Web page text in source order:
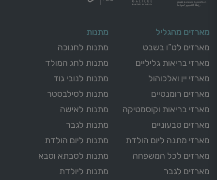
מארזים מהגליל
מארזים לט”ו בשבט
מארזי בריאות גליליים
מארזי יין ואלכוהול
מארזים רומנטיים
מארזי בריאות וקוסמטיקה
מארזים טבעוניים
מארזי מתנה ליום הולדת
מארזים לכל המשפחה
מארזים לגבר
מתנות
מתנות לחנוכה
מתנות לחג המולד
מתנות לנובי גוד
מתנות לסילבסטר
מתנות לאישה
מתנות לגבר
מתנות ליום הולדת
מתנות לסבתא וסבא
מתנות ליולדת